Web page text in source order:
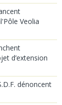
Veolia
d’extension
dénoncent